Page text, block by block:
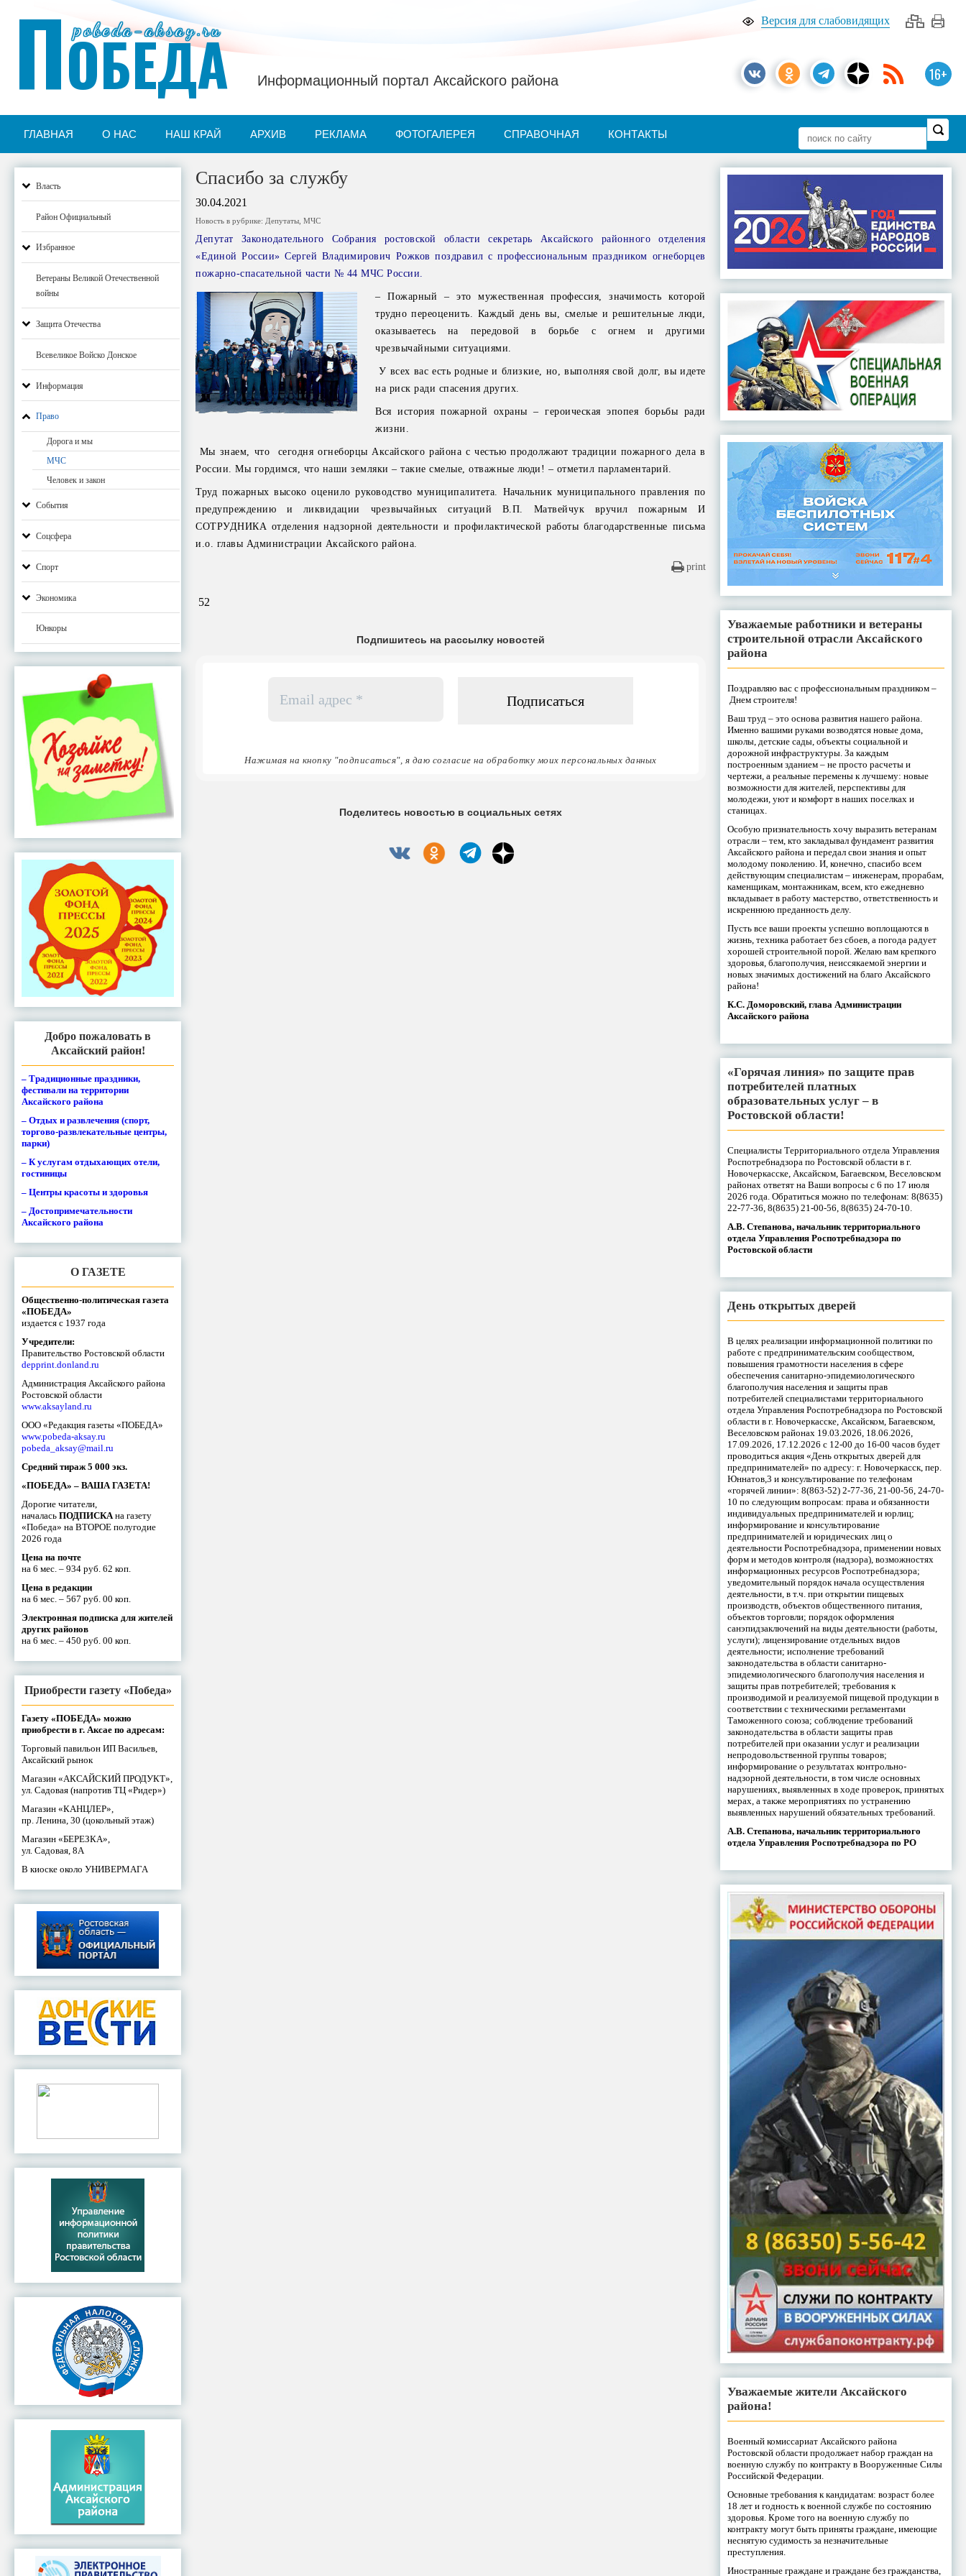
Версия для слабовидящих
16+
pobeda-aksay.ru
ПОБЕДА Информационный портал Аксайского района
ГЛАВНАЯ О НАС НАШ КРАЙ АРХИВ РЕКЛАМА ФОТОГАЛЕРЕЯ СПРАВОЧНАЯ КОНТАКТЫ
Власть
Район Официальный
Избранное
Ветераны Великой Отечественной
войны
Защита Отечества
Всевеликое Войско Донское
Информация
Право
Дорога и мы
МЧС
Человек и закон
События
Соцсфера
Спорт
Экономика
Юнкоры
Добро пожаловать в
Аксайский район!
– Традиционные праздники,
фестивали на территории
Аксайского района
– Отдых и развлечения (спорт,
торгово-развлекательные центры,
парки)
– К услугам отдыхающих отели,
гостиницы
– Центры красоты и здоровья
– Достопримечательности
Аксайского района
О ГАЗЕТЕ
Общественно-политическая газета
«ПОБЕДА»
издается с 1937 года
Учредители:
Правительство Ростовской области
depprint.donland.ru
Администрация Аксайского района
Ростовской области
www.aksayland.ru
ООО «Редакция газеты «ПОБЕДА»
www.pobeda-aksay.ru
pobeda_aksay@mail.ru
Средний тираж 5 000 экз.
«ПОБЕДА» – ВАША ГАЗЕТА!
Дорогие читатели,
началась ПОДПИСКАна газету
«Победа» на ВТОРОЕ полугодие
2026 года
Цена на почте
на 6 мес. – 934 руб. 62 коп.
Цена в редакции
на 6 мес. – 567 руб. 00 коп.
Электронная подписка для жителей
других районов
на 6 мес. – 450 руб. 00 коп.
Приобрести газету «Победа»
Газету «ПОБЕДА» можно
приобрести в г. Аксае по адресам:
Торговый павильон ИП Васильев,
Аксайский рынок
Магазин «АКСАЙСКИЙ ПРОДУКТ»,
ул. Садовая (напротив ТЦ «Ридер»)
Магазин «КАНЦЛЕР»,
пр. Ленина, 30 (цокольный этаж)
Магазин «БЕРЕЗКА»,
ул. Садовая, 8А
В киоске около УНИВЕРМАГА
Спасибо за службу
30.04.2021
Новость в рубрике: Депутаты ,МЧС
Депутат Законодательного Собрания ростовской области секретарь Аксайского районного отделения
«Единой России» Сергей Владимирович Рожков поздравил с профессиональным праздником огнеборцев
пожарно-спасательной части № 44 МЧС России.
– Пожарный – это мужественная профессия, значимость которой
трудно переоценить. Каждый день вы, смелые и решительные люди,
оказываетесь на передовой в борьбе с огнем и другими
чрезвычайными ситуациями.
У всех вас есть родные и близкие, но, выполняя свой долг, вы идете
на риск ради спасения других.
Вся история пожарной охраны – героическая эпопея борьбы ради
жизни.
Мы знаем, что сегодня огнеборцы Аксайского района с честью продолжают традиции пожарного дела в
России. Мы гордимся, что наши земляки – такие смелые, отважные люди! – отметил парламентарий.
Труд пожарных высоко оценило руководство муниципалитета. Начальник муниципального правления по
предупреждению и ликвидации чрезвычайных ситуаций В.П. Матвейчук вручил пожарным И
СОТРУДНИКА отделения надзорной деятельности и профилактической работы благодарственные письма
и.о. главы Администрации Аксайского района.
print
52
Подпишитесь на рассылку новостей
адрес
Нажимая на кнопку "подписаться", я даю согласие на обработку моих персональных данных
Поделитесь новостью в социальных сетях
Уважаемые работники и ветераны
строительной отрасли Аксайского
района
Поздравляю вас с профессиональным праздником –
Днем строителя!
Ваш труд – это основа развития нашего района.
Именно вашими руками возводятся новые дома,
школы, детские сады, объекты социальной и
дорожной инфраструктуры. За каждым
построенным зданием – не просто расчеты и
чертежи, а реальные перемены к лучшему: новые
возможности для жителей, перспективы для
молодежи, уют и комфорт в наших поселках и
станицах.
Особую признательность хочу выразить ветеранам
отрасли – тем, кто закладывал фундамент развития
Аксайского района и передал свои знания и опыт
молодому поколению. И, конечно, спасибо всем
действующим специалистам – инженерам, прорабам,
каменщикам, монтажникам, всем, кто ежедневно
вкладывает в работу мастерство, ответственность и
искреннюю преданность делу.
Пусть все ваши проекты успешно воплощаются в
жизнь, техника работает без сбоев, а погода радует
хорошей строительной порой. Желаю вам крепкого
здоровья, благополучия, неиссякаемой энергии и
новых значимых достижений на благо Аксайского
района!
К.С. Доморовский, глава Администрации
Аксайского района
«Горячая линия» по защите прав
потребителей платных
образовательных услуг – в
Ростовской области!
Специалисты Территориального отдела Управления
Роспотребнадзора по Ростовской области в г.
Новочеркасске, Аксайском, Багаевском, Веселовском
районах ответят на Ваши вопросы с 6 по 17 июля
2026 года. Обратиться можно по телефонам: 8(8635)
22-77-36, 8(8635) 21-00-56, 8(8635) 24-70-10.
А.В. Степанова, начальник территориального
отдела Управления Роспотребнадзора по
Ростовской области
День открытых дверей
В целях реализации информационной политики по
работе с предпринимательским сообществом,
повышения грамотности населения в сфере
обеспечения санитарно-эпидемиологического
благополучия населения и защиты прав
потребителей специалистами территориального
отдела Управления Роспотребнадзора по Ростовской
области в г. Новочеркасске, Аксайском, Багаевском,
Веселовском районах 19.03.2026, 18.06.2026,
17.09.2026, 17.12.2026 с 12-00 до 16-00 часов будет
проводиться акция «День открытых дверей для
предпринимателей» по адресу: г. Новочеркасск, пер.
Юннатов,3 и консультирование по телефонам
«горячей линии»: 8(863-52) 2-77-36, 21-00-56, 24-70-
10 по следующим вопросам: права и обязанности
индивидуальных предпринимателей и юрлиц;
информирование и консультирование
предпринимателей и юридических лиц о
деятельности Роспотребнадзора, применении новых
форм и методов контроля (надзора), возможностях
информационных ресурсов Роспотребнадзора;
уведомительный порядок начала осуществления
деятельности, в т.ч. при открытии пищевых
производств, объектов общественного питания,
объектов торговли; порядок оформления
санэпидзаключений на виды деятельности (работы,
услуги); лицензирование отдельных видов
деятельности; исполнение требований
законодательства в области санитарно-
эпидемиологического благополучия населения и
защиты прав потребителей; требования к
производимой и реализуемой пищевой продукции в
соответствии с техническими регламентами
Таможенного союза; соблюдение требований
законодательства в области защиты прав
потребителей при оказании услуг и реализации
непродовольственной группы товаров;
информирование о результатах контрольно-
надзорной деятельности, в том числе основных
нарушениях, выявленных в ходе проверок, принятых
мерах, а также мероприятиях по устранению
выявленных нарушений обязательных требований.
А.В. Степанова, начальник территориального
отдела Управления Роспотребнадзора по РО
Уважаемые жители Аксайского
района!
Военный комиссариат Аксайского района
Ростовской области продолжает набор граждан на
военную службу по контракту в Вооруженные Силы
Российской Федерации.
Основные требования к кандидатам: возраст более
18 лет и годность к военной службе по состоянию
здоровья. Кроме того на военную службу по
контракту могут быть приняты граждане, имеющие
неснятую судимость за незначительные
преступления.
Иностранные граждане и граждане без гражданства,